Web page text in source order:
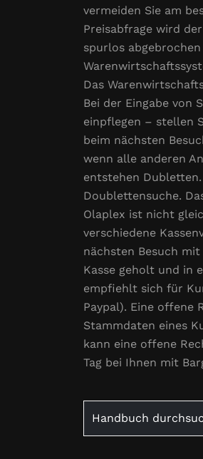
vermeiden Sie am
Preisabfrage wird
spurlos
Das
Bei der Eingabe von
einpflegen – stellen
beim nächsten
wenn alle anderen
entstehen
Doublettensuche.
Olaplex ist nicht
verschiedene
nächsten Besuch
Kasse geholt und in
empfiehlt sich für
Paypal). Eine offene
Stammdaten eines
kann eine offene
Tag bei Ihnen mit
for: